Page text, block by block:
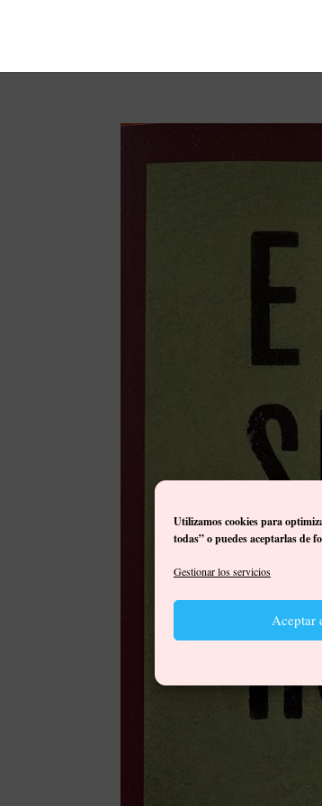
Utilizamos cookies para
todas” o puedes aceptarlas de
Gestionar los servicios
Aceptar